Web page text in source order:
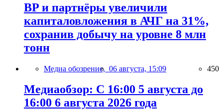
BP и партнёры увеличили
капиталовложения в АЧГ на 31%,
сохранив добычу на уровне 8 млн
тонн
Медиа обозрение, 06 августа, 15:09 450
Медиаобзор: С 16:00 5 августа до
16:00 6 августа 2026 года